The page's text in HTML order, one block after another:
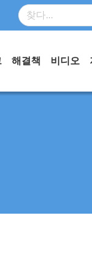
해결책 비디오